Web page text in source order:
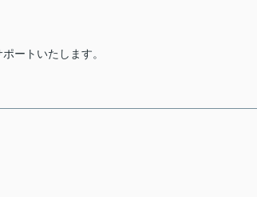
ートいたします。